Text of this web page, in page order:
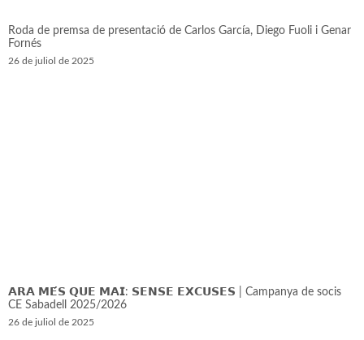
Roda de premsa de presentació de Carlos García, Diego Fuoli i Genar
Fornés
26 de juliol de 2025
𝗔𝗥𝗔 𝗠𝗘́𝗦 𝗤𝗨𝗘 𝗠𝗔𝗜: 𝗦𝗘𝗡𝗦𝗘 𝗘𝗫𝗖𝗨𝗦𝗘𝗦 | Campanya de socis
CE Sabadell 2025/2026
26 de juliol de 2025